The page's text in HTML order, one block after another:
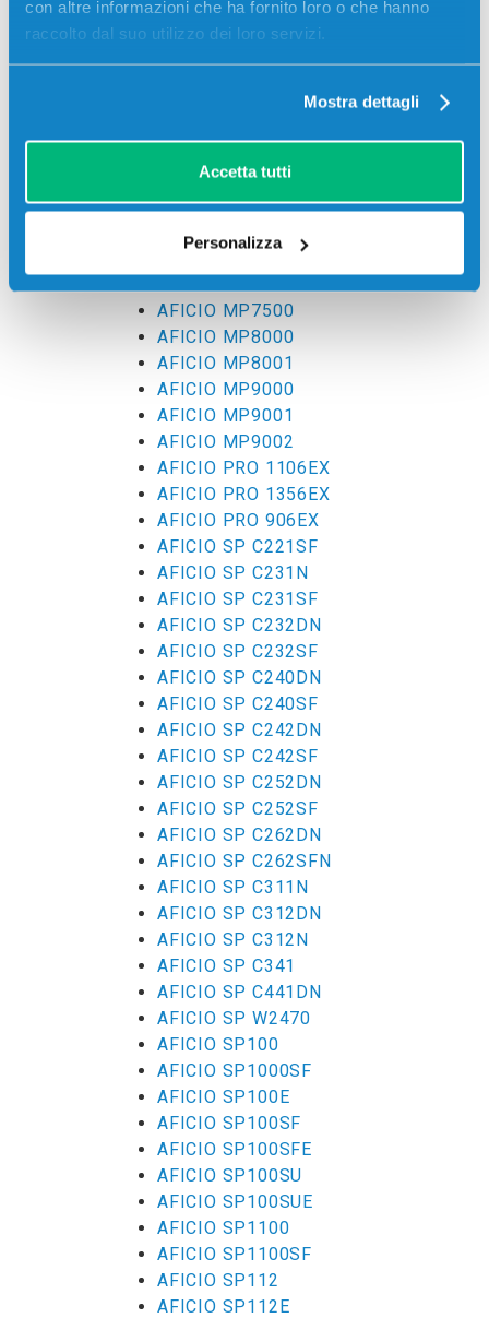
con altre informazioni che ha fornito loro o che hanno
raccolto dal suo utilizzo dei loro servizi.
Mostra dettagli
Accetta tutti
Personalizza
AFICIO MP6002
AFICIO MP6054
AFICIO MP6500
AFICIO MP7500
AFICIO MP8000
AFICIO MP8001
AFICIO MP9000
AFICIO MP9001
AFICIO MP9002
AFICIO PRO 1106EX
AFICIO PRO 1356EX
AFICIO PRO 906EX
AFICIO SP C221SF
AFICIO SP C231N
AFICIO SP C231SF
AFICIO SP C232DN
AFICIO SP C232SF
AFICIO SP C240DN
AFICIO SP C240SF
AFICIO SP C242DN
AFICIO SP C242SF
AFICIO SP C252DN
AFICIO SP C252SF
AFICIO SP C262DN
AFICIO SP C262SFN
AFICIO SP C311N
AFICIO SP C312DN
AFICIO SP C312N
AFICIO SP C341
AFICIO SP C441DN
AFICIO SP W2470
AFICIO SP100
AFICIO SP1000SF
AFICIO SP100E
AFICIO SP100SF
AFICIO SP100SFE
AFICIO SP100SU
AFICIO SP100SUE
AFICIO SP1100
AFICIO SP1100SF
AFICIO SP112
AFICIO SP112E